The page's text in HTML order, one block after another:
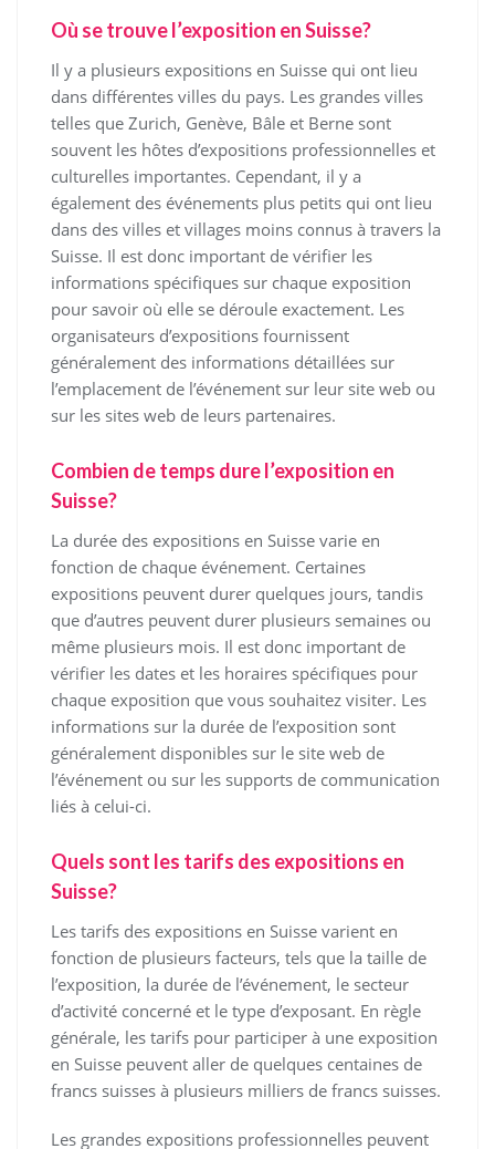
Où se trouve l’exposition en Suisse?
Il y a plusieurs expositions en Suisse qui ont lieu
dans différentes villes du pays. Les grandes villes
telles que Zurich, Genève, Bâle et Berne sont
souvent les hôtes d’expositions professionnelles et
culturelles importantes. Cependant, il y a
également des événements plus petits qui ont lieu
dans des villes et villages moins connus à travers la
Suisse. Il est donc important de vérifier les
informations spécifiques sur chaque exposition
pour savoir où elle se déroule exactement. Les
organisateurs d’expositions fournissent
généralement des informations détaillées sur
l’emplacement de l’événement sur leur site web ou
sur les sites web de leurs partenaires.
Combien de temps dure l’exposition en
Suisse?
La durée des expositions en Suisse varie en
fonction de chaque événement. Certaines
expositions peuvent durer quelques jours, tandis
que d’autres peuvent durer plusieurs semaines ou
même plusieurs mois. Il est donc important de
vérifier les dates et les horaires spécifiques pour
chaque exposition que vous souhaitez visiter. Les
informations sur la durée de l’exposition sont
généralement disponibles sur le site web de
l’événement ou sur les supports de communication
liés à celui-ci.
Quels sont les tarifs des expositions en
Suisse?
Les tarifs des expositions en Suisse varient en
fonction de plusieurs facteurs, tels que la taille de
l’exposition, la durée de l’événement, le secteur
d’activité concerné et le type d’exposant. En règle
générale, les tarifs pour participer à une exposition
en Suisse peuvent aller de quelques centaines de
francs suisses à plusieurs milliers de francs suisses.
Les grandes expositions professionnelles peuvent